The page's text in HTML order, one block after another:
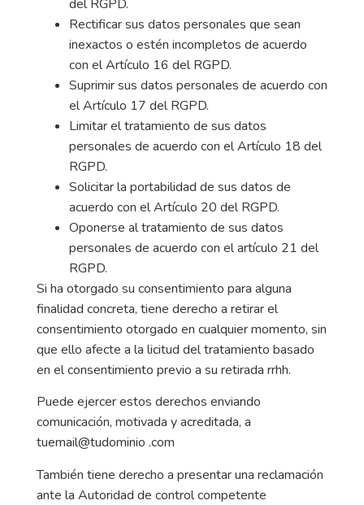
del RGPD.
Rectificar sus datos personales que sean
inexactos o estén incompletos de acuerdo
con el Artículo 16 del RGPD.
Suprimir sus datos personales de acuerdo con
el Artículo 17 del RGPD.
Limitar el tratamiento de sus datos
personales de acuerdo con el Artículo 18 del
RGPD.
Solicitar la portabilidad de sus datos de
acuerdo con el Artículo 20 del RGPD.
Oponerse al tratamiento de sus datos
personales de acuerdo con el artículo 21 del
RGPD.
Si ha otorgado su consentimiento para alguna
finalidad concreta, tiene derecho a retirar el
consentimiento otorgado en cualquier momento, sin
que ello afecte a la licitud del tratamiento basado
en el consentimiento previo a su retirada rrhh.
Puede ejercer estos derechos enviando
comunicación, motivada y acreditada, a
tuemail@tudominio .com
También tiene derecho a presentar una reclamación
ante la Autoridad de control competente